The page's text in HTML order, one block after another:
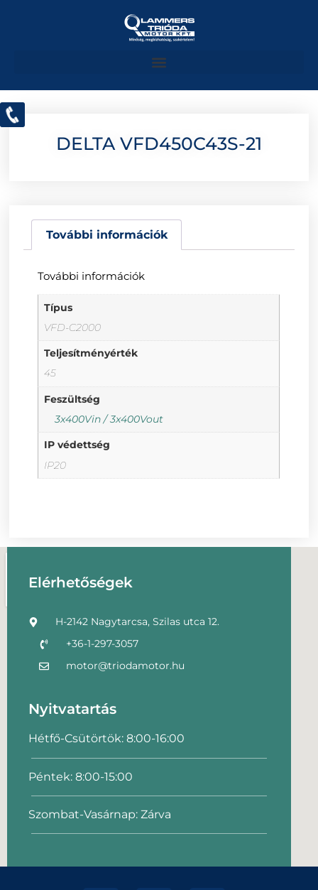
DELTA VFD450C43S-21
További információk
További információk
Típus
VFD-C2000
Teljesítményérték
45
Feszültség
3x400Vin / 3x400Vout
IP védettség
IP20
Elérhetőségek
H-2142 Nagytarcsa, Szilas utca 12.
+36-1-297-3057
motor@triodamotor.hu
Nyitvatartás
Hétfő-Csütörtök: 8:00-16:00
Péntek: 8:00-15:00
Szombat-Vasárnap: Zárva